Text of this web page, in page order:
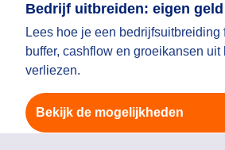
Bedrijf uitbreiden: eigen
Lees hoe je een bedrijfsuitbreiding
buffer, cashflow en groeikansen uit
verliezen.
Bekijk de mogelijkheden